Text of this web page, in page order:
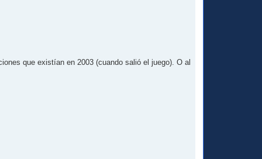
que existían en 2003 (cuando salió el juego). O al